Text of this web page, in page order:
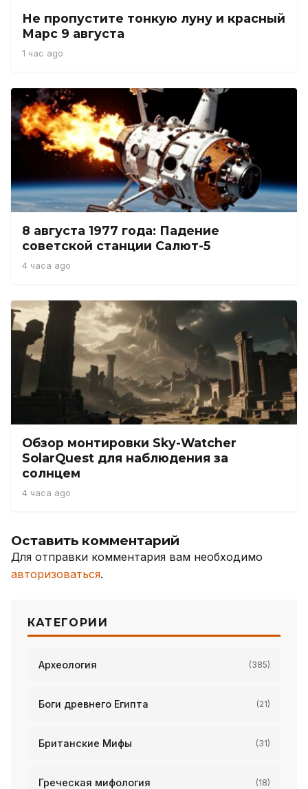
Не пропустите тонкую луну и красный
Марс 9 августа
1 час ago
8 августа 1977 года: Падение
советской станции Салют-5
4 часа ago
Обзор монтировки Sky-Watcher
SolarQuest для наблюдения за
солнцем
4 часа ago
Оставить комментарий
Для отправки комментария вам необходимо
авторизоваться.
КАТЕГОРИИ
Археология (385)
Боги древнего Египта (21)
Британские Мифы (31)
Греческая мифология (18)